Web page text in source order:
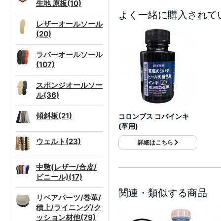
生地 原板(10)
レザーオールソール
(20)
ラバーオールソール
(107)
スポンジオールソー
ル(36)
傾斜板(21)
ウェルト(23)
中敷(レザー/合皮/
ビニール)(17)
リペアパーツ/巻革/
積上/ライニング/ク
ッション材他(79)
よく一緒に購入されて
コロンブス コバインキ
(革用)
詳細はこちら
関連・類似する商品